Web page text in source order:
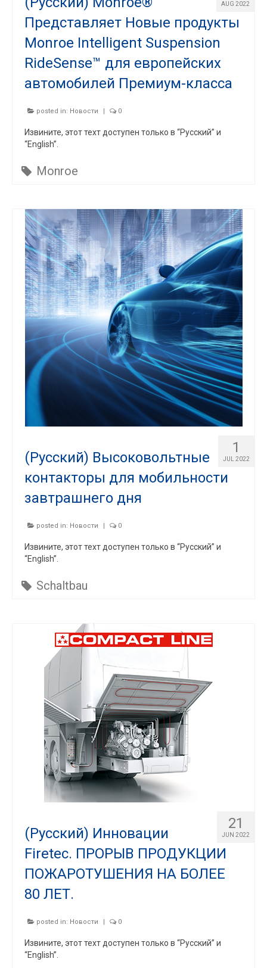
AUG 2022
Представляет Новые продукты
Monroe Intelligent Suspension
RideSense™ для европейских
автомобилей Премиум-класса
posted in: Новости | 0
Извините, этот техт доступен только в “Русский” и
“English”.
Monroe
1
JUL 2022
(Русский) Высоковольтные
контакторы для мобильности
завтрашнего дня
posted in: Новости | 0
Извините, этот техт доступен только в “Русский” и
“English”.
Schaltbau
21
JUN 2022
(Русский) Инновации
Firetec. ПРОРЫВ ПРОДУКЦИИ
ПОЖАРОТУШЕНИЯ НА БОЛЕЕ
80 ЛЕТ.
posted in: Новости | 0
Извините, этот техт доступен только в “Русский” и
“English”.